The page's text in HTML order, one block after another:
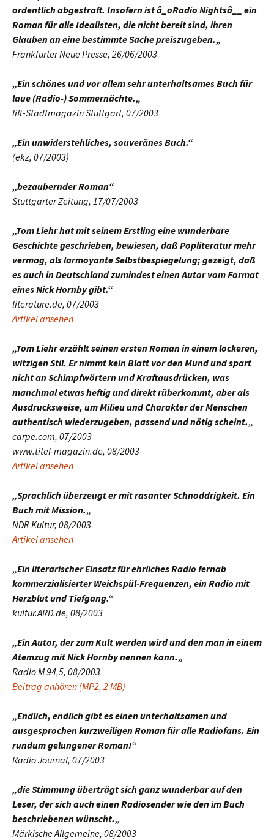
ordentlich abgestraft. Insofern ist â_oRadio Nightsâ__ ein
Roman für alle Idealisten, die nicht bereit sind, ihren
Glauben an eine bestimmte Sache preiszugeben.„
Frankfurter Neue Presse, 26/06/2003
„Ein schönes und vor allem sehr unterhaltsames Buch für
laue (Radio-) Sommernächte.„
lift-Stadtmagazin Stuttgart, 07/2003
„Ein unwiderstehliches, souveränes Buch.“
(ekz, 07/2003)
„bezaubernder Roman“
Stuttgarter Zeitung, 17/07/2003
„Tom Liehr hat mit seinem Erstling eine wunderbare
Geschichte geschrieben, bewiesen, daß Popliteratur mehr
vermag, als larmoyante Selbstbespiegelung; gezeigt, daß
es auch in Deutschland zumindest einen Autor vom Format
eines Nick Hornby gibt.“
literature.de, 07/2003
Artikel ansehen
„Tom Liehr erzählt seinen ersten Roman in einem lockeren,
witzigen Stil. Er nimmt kein Blatt vor den Mund und spart
nicht an Schimpfwörtern und Kraftausdrücken, was
manchmal etwas heftig und direkt rüberkommt, aber als
Ausdrucksweise, um Milieu und Charakter der Menschen
authentisch wiederzugeben, passend und nötig scheint.„
carpe.com, 07/2003
www.titel-magazin.de, 08/2003
Artikel ansehen
„Sprachlich überzeugt er mit rasanter Schnoddrigkeit. Ein
Buch mit Mission.„
NDR Kultur, 08/2003
Artikel ansehen
„Ein literarischer Einsatz für ehrliches Radio fernab
kommerzialisierter Weichspül-Frequenzen, ein Radio mit
Herzblut und Tiefgang.“
kultur.ARD.de, 08/2003
„Ein Autor, der zum Kult werden wird und den man in einem
Atemzug mit Nick Hornby nennen kann.„
Radio M 94,5, 08/2003
Beitrag anhören (MP2, 2 MB)
„Endlich, endlich gibt es einen unterhaltsamen und
ausgesprochen kurzweiligen Roman für alle Radiofans. Ein
rundum gelungener Roman!“
Radio Journal, 07/2003
„die Stimmung überträgt sich ganz wunderbar auf den
Leser, der sich auch einen Radiosender wie den im Buch
beschriebenen wünscht.„
Märkische Allgemeine, 08/2003